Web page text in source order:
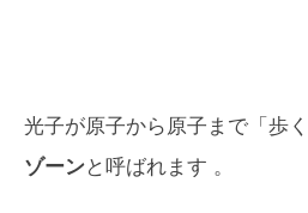
光子が原子から原子まで「歩
ゾーンと呼ばれます 。